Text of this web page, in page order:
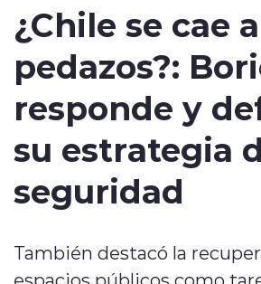
Tendencias
Internacional
Entrevistas
¿Chile se cae a
pedazos?:
responde y
su estrategia
seguridad
También destacó la
espacios públicos como